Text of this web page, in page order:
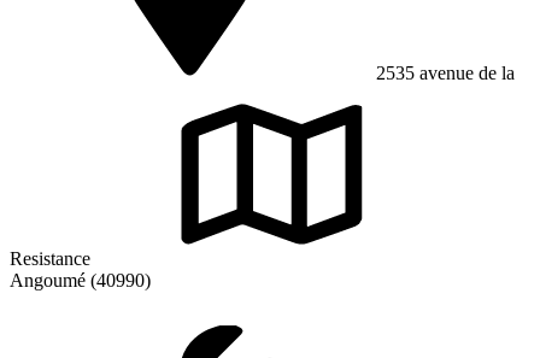
2535 avenue de la
Resistance
Angoumé (40990)